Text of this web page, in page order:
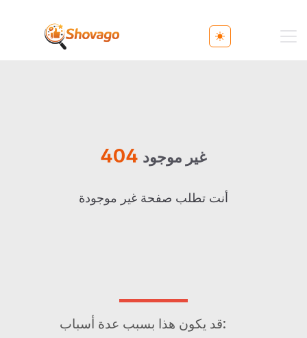
Toggle theme
404 غير موجود
أنت تطلب صفحة غير موجودة
قد يكون هذا بسبب عدة أسباب: